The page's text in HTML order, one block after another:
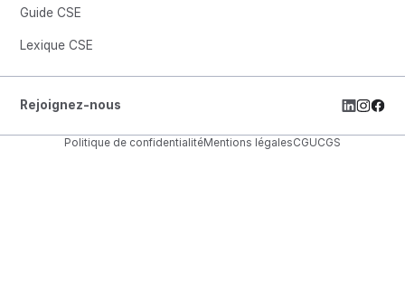
Guide CSE
Lexique CSE
Politique de confidentialitéMentions légalesCGUCGS
Rejoignez-nous